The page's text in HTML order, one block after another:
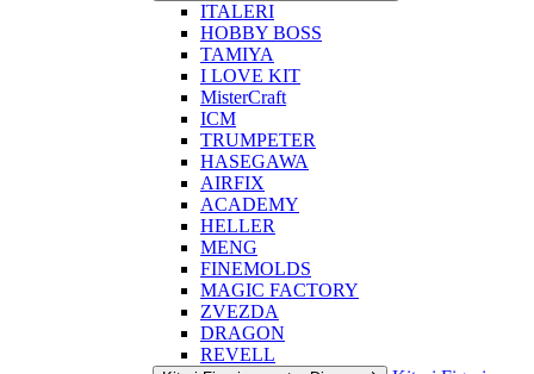
ITALERI
HOBBY BOSS
TAMIYA
I LOVE KIT
MisterCraft
ICM
TRUMPETER
HASEGAWA
AIRFIX
ACADEMY
HELLER
MENG
FINEMOLDS
MAGIC FACTORY
ZVEZDA
DRAGON
REVELL